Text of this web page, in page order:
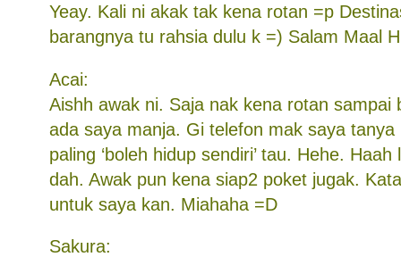
Yeay. Kali ni akak tak kena rotan =p
barangnya tu rahsia dulu k =) Salam Maal
Acai:
Aishh awak ni. Saja nak kena rotan sampai
ada saya manja. Gi telefon mak saya tanya
paling ‘boleh hidup sendiri’ tau. Hehe.
dah. Awak pun kena siap2 poket jugak.
untuk saya kan. Miahaha =D
Sakura: